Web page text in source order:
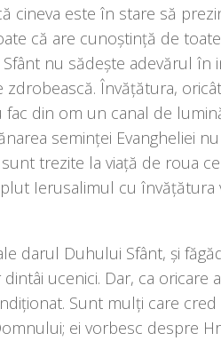
cine­va este în sta­re să
că are cunoș­tin­ță de
nu sădeș­te ade­vă­rul în
zdro­beas­că. Învățătura,
din om un canal de
semin­ței Evangheliei
tre­zi­te la via­ță de roua
Ierusalimul cu învă­ță­tu­ra
darul Duhului Sfânt, și
uce­nici. Dar, ca ori­ca­re
Sunt mulți care cred
ei vor­besc des­pre